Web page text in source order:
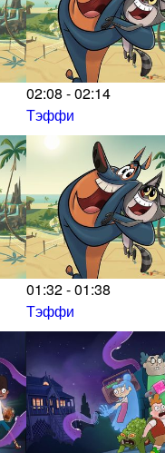
02:08 - 02:14
Тэффи
01:32 - 01:38
Тэффи